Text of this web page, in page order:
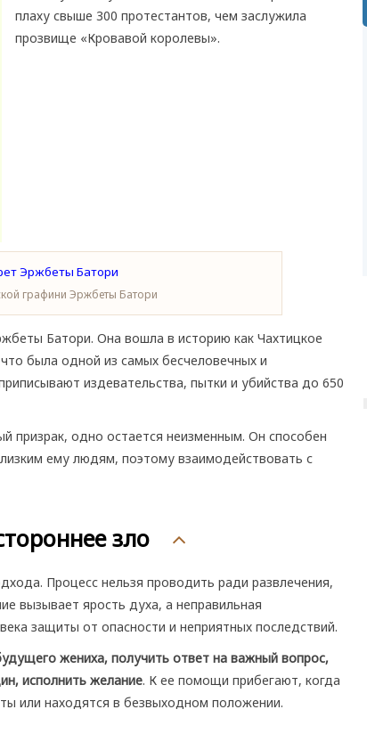
плаху свыше 300 протестантов, чем заслужила
прозвище «Кровавой королевы».
графини Эржбеты Батори
Батори. Она вошла в историю как Чахтицкое
была одной из самых бесчеловечных и
издевательства, пытки и убийства до 650
призрак, одно остается неизменным. Он способен
ему людям, поэтому взаимодействовать с
зло
Процесс нельзя проводить ради развлечения,
вызывает ярость духа, а неправильная
защиты от опасности и неприятных последствий.
жениха, получить ответ на важный вопрос,
исполнить желание. К ее помощи прибегают, когда
или находятся в безвыходном положении.